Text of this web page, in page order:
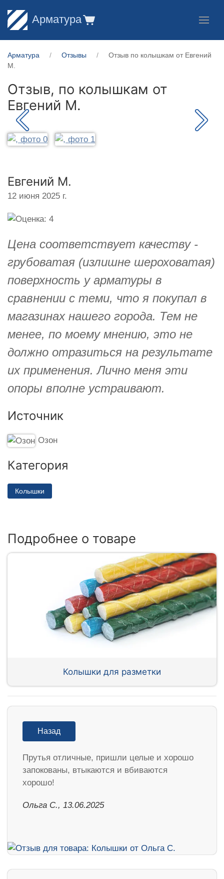
Арматура
Арматура Отзывы
Отзыв по колышкам от Евгений
М.
Отзыв, по колышкам от
Евгений М.
Евгений М.
12 июня 2025 г.
Цена соответствует качеству -
грубоватая (излишне шероховатая)
поверхность у арматуры в
сравнении с теми, что я покупал в
магазинах нашего города. Тем не
менее, по моему мнению, это не
должно отразиться на результате
их применения. Лично меня эти
опоры вполне устраивают.
Источник
Озон
Категория
Колышки
Подробнее о товаре
Колышки для разметки
Назад
Прутья отличные, пришли целые и хорошо
запокованы, втыкаются и вбиваются
хорошо!
Ольга С., 13.06.2025